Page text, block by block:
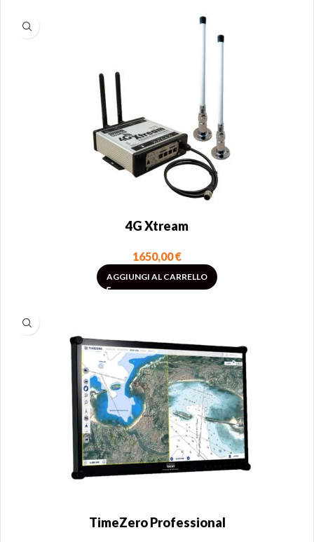
4G Xtream
1650,00€
AGGIUNGI AL CARRELLO
TimeZero Professional